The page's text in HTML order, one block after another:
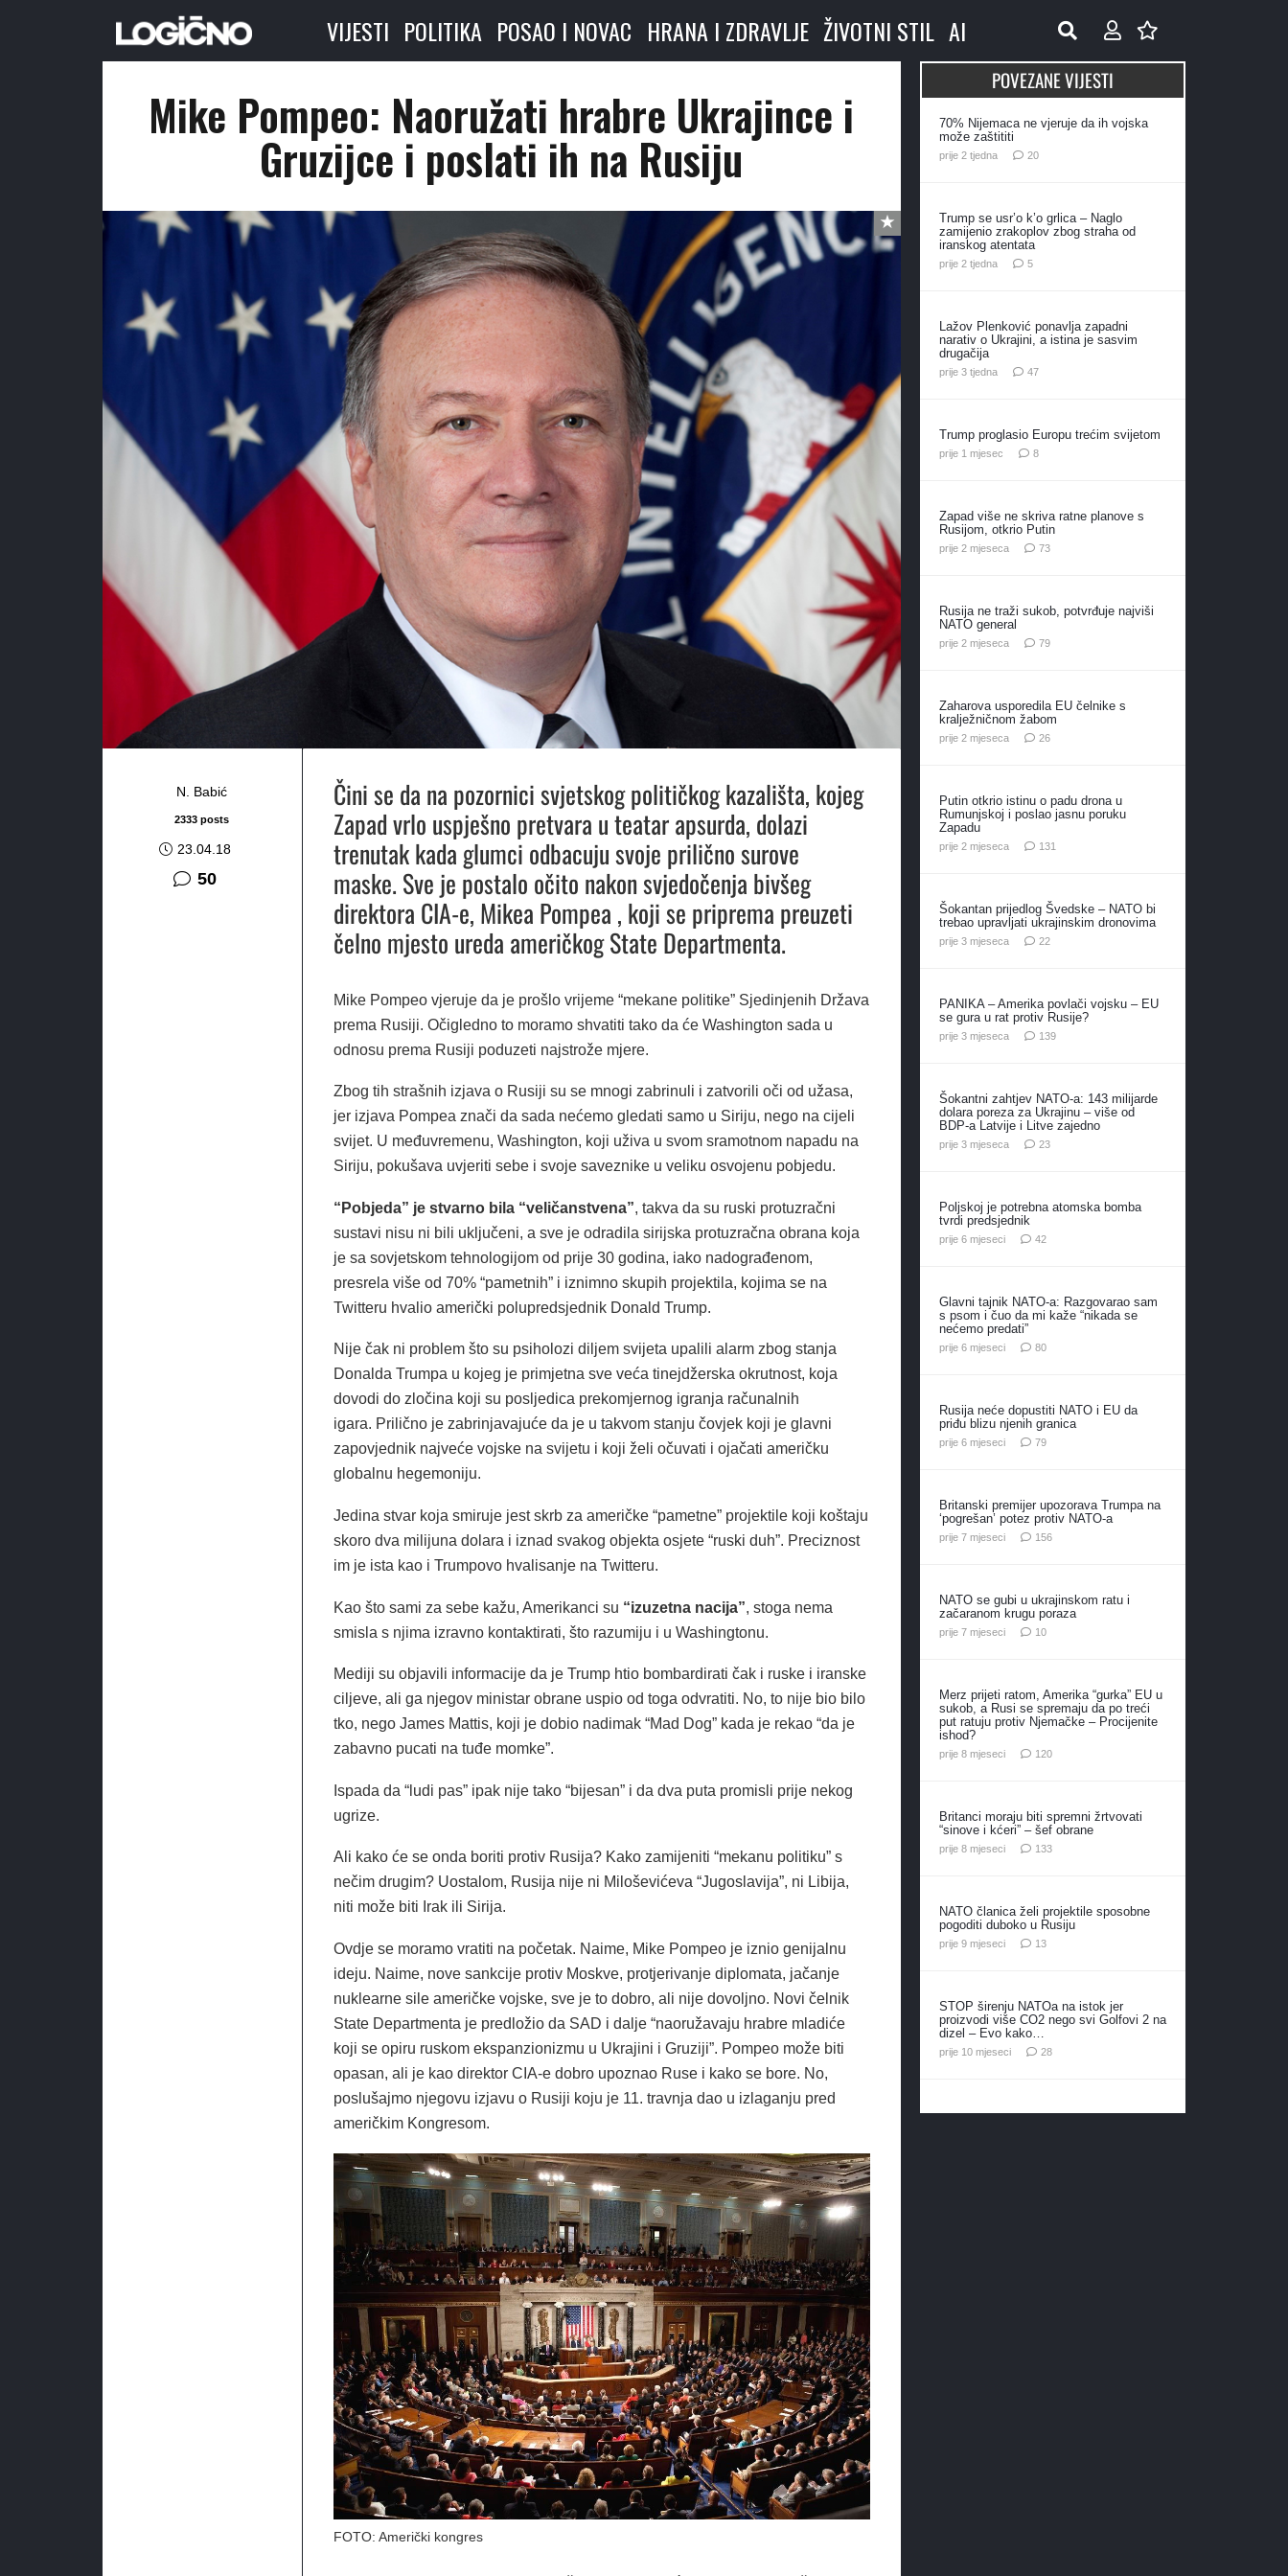
VIJESTI POLITIKA POSAO I NOVAC HRANA I ZDRAVLJE ŽIVOTNI STIL AI
Mike Pompeo: Naoružati hrabre Ukrajince i
Gruzijce i poslati ih na Rusiju
N. Babić
2333 posts
23.04.18
50komentara
Čini se da na pozornici svjetskog političkog kazališta, kojeg
Zapad vrlo uspješno pretvara u teatar apsurda, dolazi
trenutak kada glumci odbacuju svoje prilično surove
maske. Sve je postalo očito nakon svjedočenja bivšeg
direktora CIA-e, Mikea Pompea , koji se priprema preuzeti
čelno mjesto ureda američkog State Departmenta.
Mike Pompeo vjeruje da je prošlo vrijeme “mekane politike” Sjedinjenih Država
prema Rusiji. Očigledno to moramo shvatiti tako da će Washington sada u
odnosu prema Rusiji poduzeti najstrože mjere.
Zbog tih strašnih izjava o Rusiji su se mnogi zabrinuli i zatvorili oči od užasa,
jer izjava Pompea znači da sada nećemo gledati samo u Siriju, nego na cijeli
svijet. U međuvremenu, Washington, koji uživa u svom sramotnom napadu na
Siriju, pokušava uvjeriti sebe i svoje saveznike u veliku osvojenu pobjedu.
“Pobjeda” je stvarno bila “veličanstvena”, takva da su ruski protuzračni
sustavi nisu ni bili uključeni, a sve je odradila sirijska protuzračna obrana koja
je sa sovjetskom tehnologijom od prije 30 godina, iako nadograđenom,
presrela više od 70% “pametnih” i iznimno skupih projektila, kojima se na
Twitteru hvalio američki polupredsjednik Donald Trump.
Nije čak ni problem što su psiholozi diljem svijeta upalili alarm zbog stanja
Donalda Trumpa u kojeg je primjetna sve veća tinejdžerska okrutnost, koja
dovodi do zločina koji su posljedica prekomjernog igranja računalnih
igara. Prilično je zabrinjavajuće da je u takvom stanju čovjek koji je glavni
zapovjednik najveće vojske na svijetu i koji želi očuvati i ojačati američku
globalnu hegemoniju.
Jedina stvar koja smiruje jest skrb za američke “pametne” projektile koji koštaju
skoro dva milijuna dolara i iznad svakog objekta osjete “ruski duh”. Preciznost
im je ista kao i Trumpovo hvalisanje na Twitteru.
Kao što sami za sebe kažu, Amerikanci su “izuzetna nacija”, stoga nema
smisla s njima izravno kontaktirati, što razumiju i u Washingtonu.
Mediji su objavili informacije da je Trump htio bombardirati čak i ruske i iranske
ciljeve, ali ga njegov ministar obrane uspio od toga odvratiti. No, to nije bio bilo
tko, nego James Mattis, koji je dobio nadimak “Mad Dog” kada je rekao “da je
zabavno pucati na tuđe momke”.
Ispada da “ludi pas” ipak nije tako “bijesan” i da dva puta promisli prije nekog
ugrize.
Ali kako će se onda boriti protiv Rusija? Kako zamijeniti “mekanu politiku” s
nečim drugim? Uostalom, Rusija nije ni Miloševićeva “Jugoslavija”, ni Libija,
niti može biti Irak ili Sirija.
Ovdje se moramo vratiti na početak. Naime, Mike Pompeo je iznio genijalnu
ideju. Naime, nove sankcije protiv Moskve, protjerivanje diplomata, jačanje
nuklearne sile američke vojske, sve je to dobro, ali nije dovoljno. Novi čelnik
State Departmenta je predložio da SAD i dalje “naoružavaju hrabre mladiće
koji se opiru ruskom ekspanzionizmu u Ukrajini i Gruziji”. Pompeo može biti
opasan, ali je kao direktor CIA-e dobro upoznao Ruse i kako se bore. No,
poslušajmo njegovu izjavu o Rusiji koju je 11. travnja dao u izlaganju pred
američkim Kongresom.
FOTO: Američki kongres
POVEZANE VIJESTI
70% Nijemaca ne vjeruje da ih vojska
može zaštititi
prije 2 tjedna 20komentara
Trump se usr’o k’o grlica – Naglo
zamijenio zrakoplov zbog straha od
iranskog atentata
prije 2 tjedna 5komentara
Lažov Plenković ponavlja zapadni
narativ o Ukrajini, a istina je sasvim
drugačija
prije 3 tjedna 47komentara
Trump proglasio Europu trećim svijetom
prije 1 mjesec 8komentara
Zapad više ne skriva ratne planove s
Rusijom, otkrio Putin
prije 2 mjeseca 73komentara
Rusija ne traži sukob, potvrđuje najviši
NATO general
prije 2 mjeseca 79komentara
Zaharova usporedila EU čelnike s
kralježničnom žabom
prije 2 mjeseca 26komentara
Putin otkrio istinu o padu drona u
Rumunjskoj i poslao jasnu poruku
Zapadu
prije 2 mjeseca 131
Šokantan prijedlog Švedske – NATO bi
trebao upravljati ukrajinskim dronovima
prije 3 mjeseca 22komentara
PANIKA – Amerika povlači vojsku – EU
se gura u rat protiv Rusije?
prije 3 mjeseca 139komentara
Šokantni zahtjev NATO-a: 143 milijarde
dolara poreza za Ukrajinu – više od
BDP-a Latvije i Litve zajedno
prije 3 mjeseca 23komentara
Poljskoj je potrebna atomska bomba
tvrdi predsjednik
prije 6 mjeseci 42komentara
Glavni tajnik NATO-a: Razgovarao sam
s psom i čuo da mi kaže “nikada se
nećemo predati”
prije 6 mjeseci 80komentara
Rusija neće dopustiti NATO i EU da
priđu blizu njenih granica
prije 6 mjeseci 79komentara
Britanski premijer upozorava Trumpa na
‘pogrešan’ potez protiv NATO-a
prije 7 mjeseci 156komentara
NATO se gubi u ukrajinskom ratu i
začaranom krugu poraza
prije 7 mjeseci 10komentara
Merz prijeti ratom, Amerika “gurka” EU u
sukob, a Rusi se spremaju da po treći
put ratuju protiv Njemačke – Procijenite
ishod?
prije 8 mjeseci 120komentara
Britanci moraju biti spremni žrtvovati
“sinove i kćeri” – šef obrane
prije 8 mjeseci 133komentara
NATO članica želi projektile sposobne
pogoditi duboko u Rusiju
prije 9 mjeseci 13komentara
STOP širenju NATOa na istok jer
proizvodi više CO2 nego svi Golfovi 2 na
dizel – Evo kako…
prije 10 mjeseci 28komentara